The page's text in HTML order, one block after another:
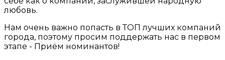
любовь.
Нам очень важно попасть в ТОП лучших компаний
города, поэтому просим поддержать нас в первом
этапе - Приём номинантов!